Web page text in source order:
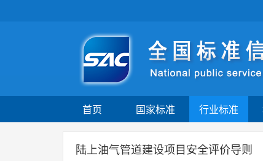
首页 国家标准 行业标准
陆上油气管道建设项目安全评价导则